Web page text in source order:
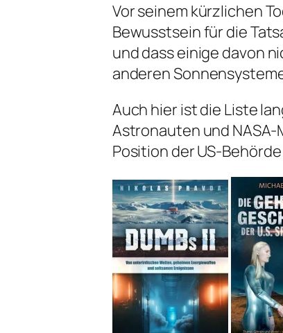
Vor seinem kürzlichen
Bewusstsein für die
und dass einige davon
anderen
Auch hier ist die Liste
Astronauten und
Position der US-